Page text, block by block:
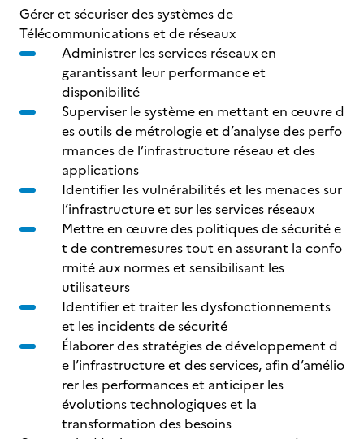
Gérer et sécuriser des systèmes de
Télécommunications et de réseaux
Administrer les services réseaux en
garantissant leur performance et
disponibilité
Superviser le système en mettant en œuvre d
es outils de métrologie et d’analyse des perfo
rmances de l’infrastructure réseau et des
applications
Identifier les vulnérabilités et les menaces sur
l’infrastructure et sur les services réseaux
Mettre en œuvre des politiques de sécurité e
t de contremesures tout en assurant la confo
rmité aux normes et sensibilisant les
utilisateurs
Identifier et traiter les dysfonctionnements
et les incidents de sécurité
Élaborer des stratégies de développement d
e l’infrastructure et des services, afin d’amélio
rer les performances et anticiper les
évolutions technologiques et la
transformation des besoins